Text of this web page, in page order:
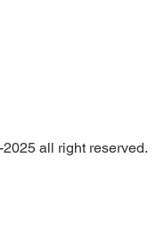
all right reserved.